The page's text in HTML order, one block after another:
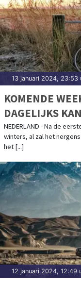
13 januari 2024, 23:53
KOMENDE
DAGELIJKS
NEDERLAND - Na de
winters, al zal het
het [...]
12 januari 2024, 12:49